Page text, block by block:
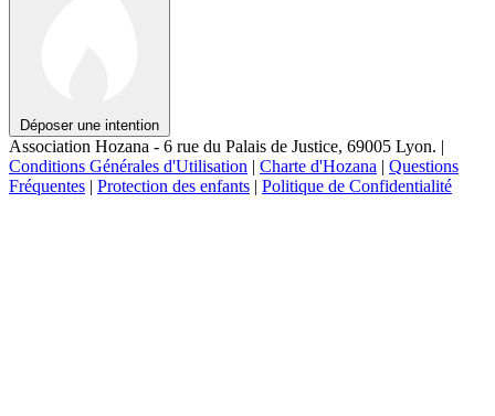
Déposer une intention
Association Hozana - 6 rue du Palais de Justice, 69005 Lyon. |
Conditions Générales d'Utilisation | Charte d'Hozana | Questions
Fréquentes | Protection des enfants | Politique de Confidentialité